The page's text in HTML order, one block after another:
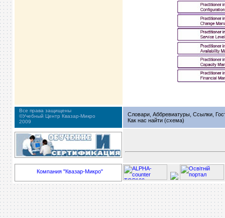
Все права защищены
©Учебный Центр Квазар-Микро
2009
Словари, Аббревиатуры, Ссылки,
Как нас найти (схема)
Компания "Квазар-Микро"